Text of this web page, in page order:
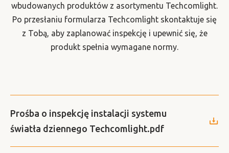
wbudowanych produktów z asortymentu Techcomlight.
Po przesłaniu formularza Techcomlight skontaktuje się
z Tobą, aby zaplanować inspekcję i upewnić się, że
produkt spełnia wymagane normy.
Prośba o inspekcję instalacji systemu
światła dziennego Techcomlight.pdf